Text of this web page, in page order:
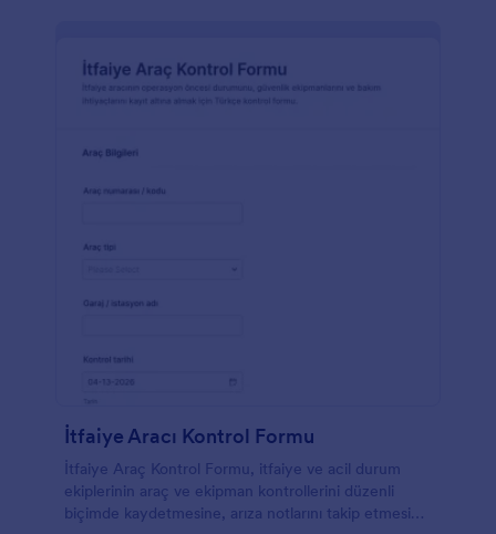
İtfaiye Aracı Kontrol Formu
İtfaiye Araç Kontrol Formu, itfaiye ve acil durum
ekiplerinin araç ve ekipman kontrollerini düzenli
biçimde kaydetmesine, arıza notlarını takip etmesine